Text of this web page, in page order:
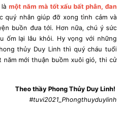
một năm mà tốt xấu bất phân, đan
quý nhân giúp đỡ xong tình cảm và
buồn đưa tới. Hơn nữa, chú ý sức
ốm lại lâu khỏi. Hy vọng với những
thủy Duy Linh thì quý cháu tuổi
năm mới thuận buồm xuôi gió, thi cử
Theo thầy Phong Thủy Duy Linh!
#tuvi2021_Phongthuyduylinh